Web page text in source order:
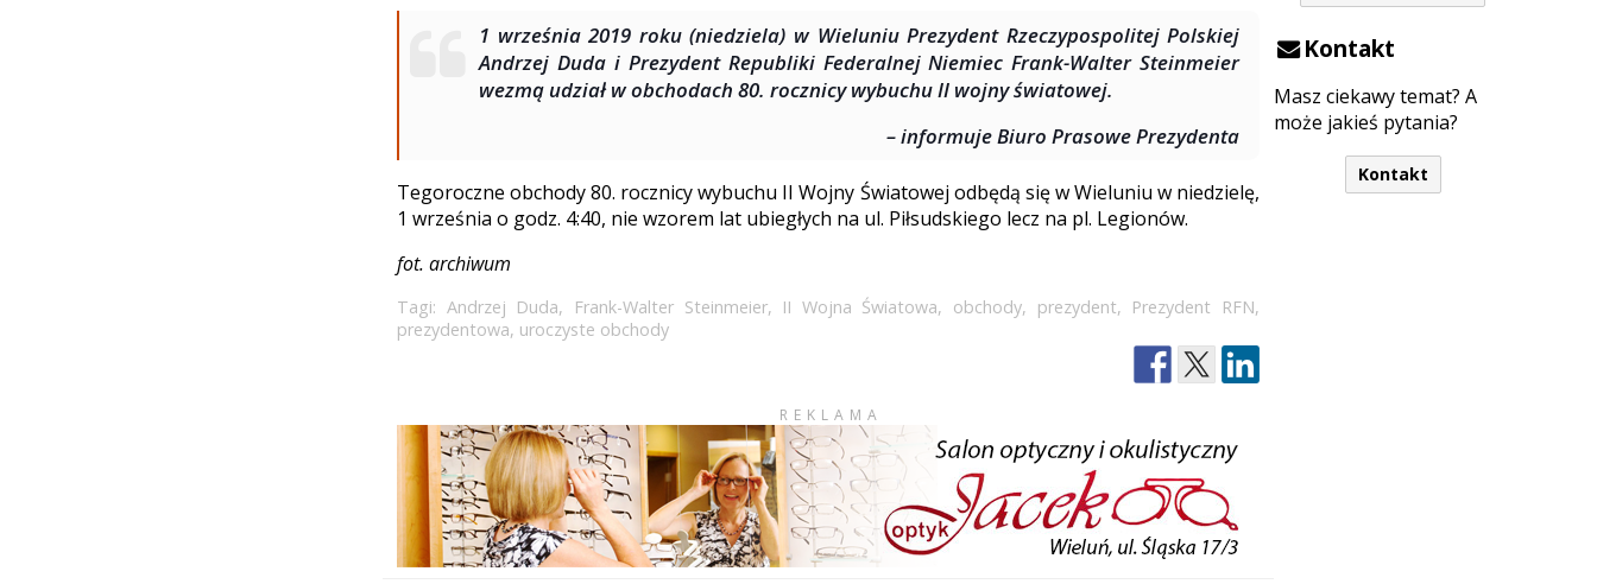
Kontakt
Masz ciekawy temat? A
może jakieś pytania?
Kontakt
1 września 2019 roku (niedziela) w Wieluniu Prezydent Rzeczypospolitej Polskiej
Andrzej Duda i Prezydent Republiki Federalnej Niemiec Frank-Walter Steinmeier
wezmą udział w obchodach 80. rocznicy wybuchu II wojny światowej.
– informuje Biuro Prasowe Prezydenta
Tegoroczne obchody 80. rocznicy wybuchu II Wojny Światowej odbędą się w Wieluniu w niedzielę,
1 września o godz. 4:40, nie wzorem lat ubiegłych na ul. Piłsudskiego lecz na pl. Legionów.
fot. archiwum
Tagi: Andrzej Duda, Frank-Walter Steinmeier, II Wojna Światowa, obchody, prezydent, Prezydent RFN,
prezydentowa, uroczyste obchody
REKLAMA